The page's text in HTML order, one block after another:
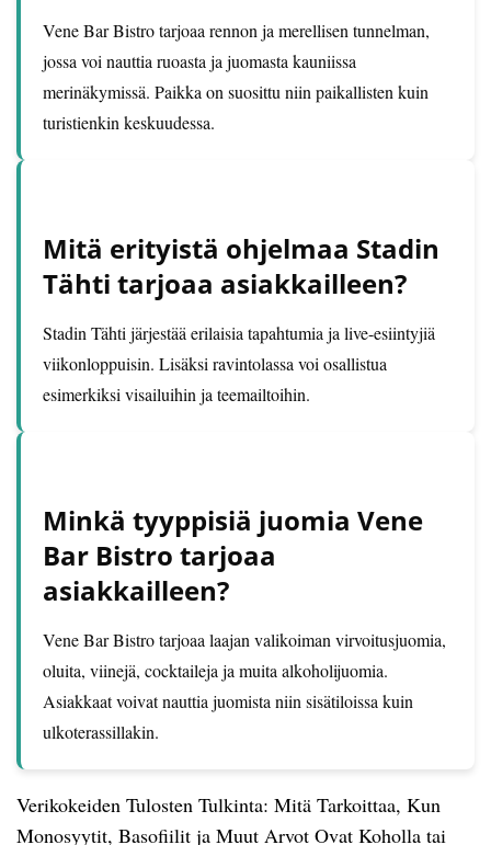
Vene Bar Bistro tarjoaa rennon ja merellisen tunnelman,
jossa voi nauttia ruoasta ja juomasta kauniissa
merinäkymissä. Paikka on suosittu niin paikallisten kuin
turistienkin keskuudessa.
Mitä erityistä ohjelmaa Stadin
Tähti tarjoaa asiakkailleen?
Stadin Tähti järjestää erilaisia tapahtumia ja live-esiintyjiä
viikonloppuisin. Lisäksi ravintolassa voi osallistua
esimerkiksi visailuihin ja teemailtoihin.
Minkä tyyppisiä juomia Vene
Bar Bistro tarjoaa
asiakkailleen?
Vene Bar Bistro tarjoaa laajan valikoiman virvoitusjuomia,
oluita, viinejä, cocktaileja ja muita alkoholijuomia.
Asiakkaat voivat nauttia juomista niin sisätiloissa kuin
ulkoterassillakin.
Verikokeiden Tulosten Tulkinta: Mitä Tarkoittaa, Kun
Monosyytit, Basofiilit ja Muut Arvot Ovat Koholla tai